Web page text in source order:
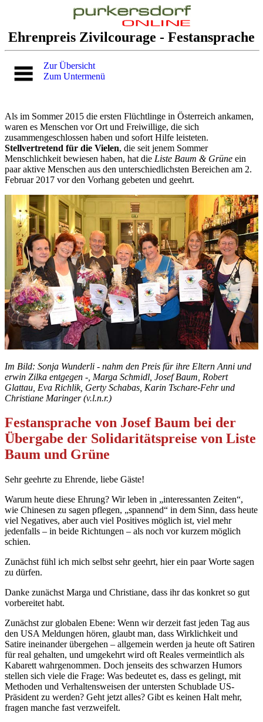
Ehrenpreis Zivilcourage - Festansprache
Zur Übersicht
Zum Untermenü
Als im Sommer 2015 die ersten Flüchtlinge in Österreich ankamen,
waren es Menschen vor Ort und Freiwillige, die sich
zusammengeschlossen haben und sofort Hilfe leisteten.
Stellvertretend für die Vielen, die seit jenem Sommer
Menschlichkeit bewiesen haben, hat die Liste Baum & Grüne ein
paar aktive Menschen aus den unterschiedlichsten Bereichen am 2.
Februar 2017 vor den Vorhang gebeten und geehrt.
Im Bild: Sonja Wunderli - nahm den Preis für ihre Eltern Anni und
erwin Zilka entgegen -, Marga Schmidl, Josef Baum, Robert
Glattau, Eva Richlik, Gerty Schabas, Karin Tschare-Fehr und
Christiane Maringer (v.l.n.r.)
Festansprache von Josef Baum bei der
Übergabe der Solidaritätspreise von Liste
Baum und Grüne
Sehr geehrte zu Ehrende, liebe Gäste!
Warum heute diese Ehrung? Wir leben in „interessanten Zeiten“,
wie Chinesen zu sagen pflegen, „spannend“ in dem Sinn, dass heute
viel Negatives, aber auch viel Positives möglich ist, viel mehr
jedenfalls – in beide Richtungen – als noch vor kurzem möglich
schien.
Zunächst fühl ich mich selbst sehr geehrt, hier ein paar Worte sagen
zu dürfen.
Danke zunächst Marga und Christiane, dass ihr das konkret so gut
vorbereitet habt.
Zunächst zur globalen Ebene: Wenn wir derzeit fast jeden Tag aus
den USA Meldungen hören, glaubt man, dass Wirklichkeit und
Satire ineinander übergehen – allgemein werden ja heute oft Satiren
für real gehalten, und umgekehrt wird oft Reales vermeintlich als
Kabarett wahrgenommen. Doch jenseits des schwarzen Humors
stellen sich viele die Frage: Was bedeutet es, dass es gelingt, mit
Methoden und Verhaltensweisen der untersten Schublade US-
Präsident zu werden? Geht jetzt alles? Gibt es keinen Halt mehr,
fragen manche fast verzweifelt.